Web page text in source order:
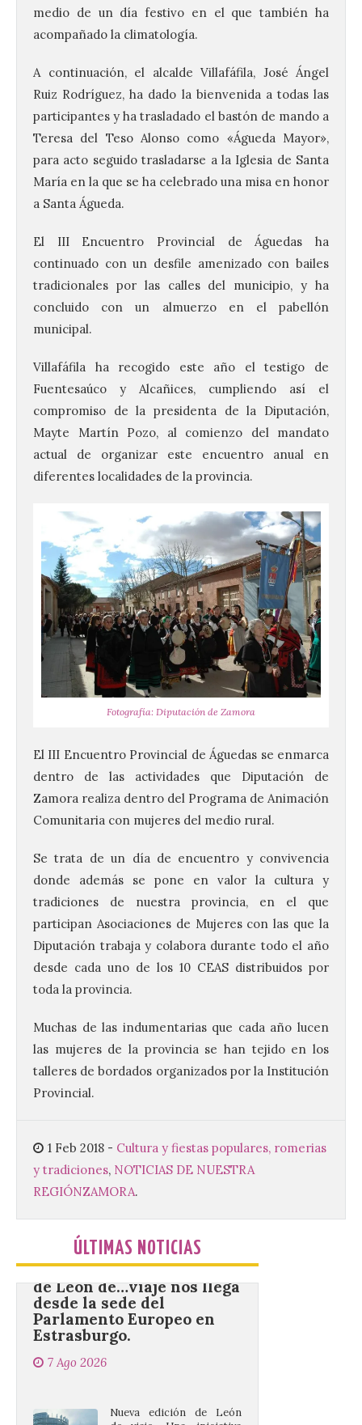
medio de un día festivo en el que también ha
acompañado la climatología.
A continuación, el alcalde Villafáfila, José Ángel
Ruiz Rodríguez, ha dado la bienvenida a todas las
participantes y ha trasladado el bastón de mando a
Teresa del Teso Alonso como «Águeda Mayor»,
para acto seguido trasladarse a la Iglesia de Santa
María en la que se ha celebrado una misa en honor
a Santa Águeda.
El III Encuentro Provincial de Águedas ha
continuado con un desfile amenizado con bailes
tradicionales por las calles del municipio, y ha
concluido con un almuerzo en el pabellón
municipal.
Villafáfila ha recogido este año el testigo de
Fuentesaúco y Alcañices, cumpliendo así el
compromiso de la presidenta de la Diputación,
Mayte Martín Pozo, al comienzo del mandato
actual de organizar este encuentro anual en
diferentes localidades de la provincia.
Fotografía: Diputación de Zamora
El III Encuentro Provincial de Águedas se enmarca
dentro de las actividades que Diputación de
Zamora realiza dentro del Programa de Animación
Comunitaria con mujeres del medio rural.
Se trata de un día de encuentro y convivencia
donde además se pone en valor la cultura y
tradiciones de nuestra provincia, en el que
participan Asociaciones de Mujeres con las que la
Diputación trabaja y colabora durante todo el año
desde cada uno de los 10 CEAS distribuidos por
toda la provincia.
Muchas de las indumentarias que cada año lucen
las mujeres de la provincia se han tejido en los
talleres de bordados organizados por la Institución
Provincial.
1 Feb 2018 - Cultura y fiestas populares, romerias
y tradiciones, NOTICIAS DE NUESTRA
REGIÓNZAMORA.
ÚLTIMAS NOTICIAS
Vuelve la tradicional Feria
de Dulces del Convento a
Gradefes
7 Ago 2026
Tendrá lugar el 9 de
agosto en los aledaños del
monasterio cisterciense
cultura y un ambiente único. El
Ayuntamiento de Gradefes, intentando
[…]
La decimoctava fotografía
de León de…viaje nos llega
desde la sede del
Parlamento Europeo en
Estrasburgo.
7 Ago 2026
juvenil de la Asociación